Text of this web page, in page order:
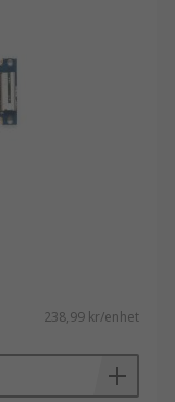
238,99 kr/enhet